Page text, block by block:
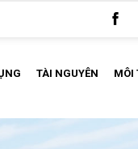
TÀI NGUYÊN MÔI